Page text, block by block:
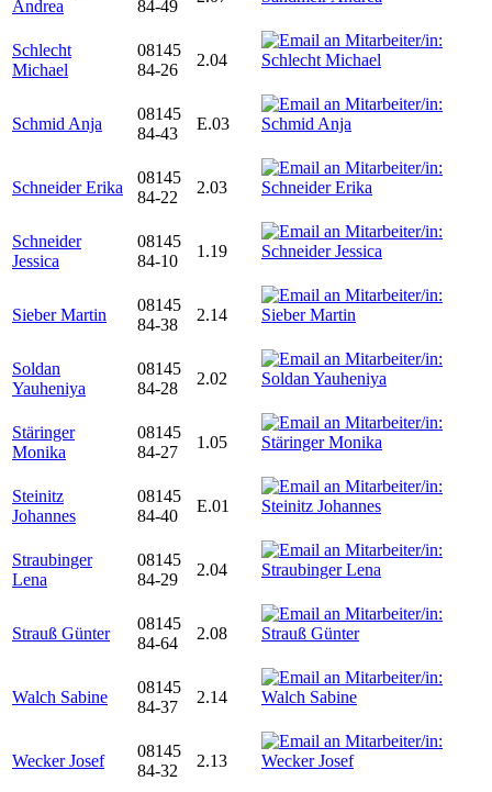
Andrea
84-49
Schlecht
Michael
08145
84-26
2.04
Schmid Anja
08145
84-43
E.03
Schneider Erika
08145
84-22
2.03
Schneider
Jessica
08145
84-10
1.19
Sieber Martin
08145
84-38
2.14
Soldan
Yauheniya
08145
84-28
2.02
Stäringer
Monika
08145
84-27
1.05
Steinitz
Johannes
08145
84-40
E.01
Straubinger
Lena
08145
84-29
2.04
Strauß Günter
08145
84-64
2.08
Walch Sabine
08145
84-37
2.14
Wecker Josef
08145
84-32
2.13